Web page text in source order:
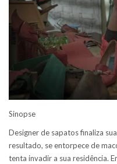
Sinopse
Designer de sapatos finaliza
resultado, se entorpece de
tenta invadir a sua residência.